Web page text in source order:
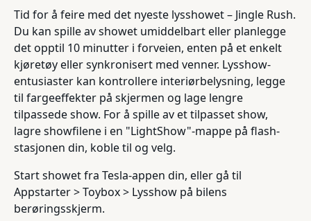
Tid for å feire med det nyeste lysshowet – Jingle Rush.
Du kan spille av showet umiddelbart eller planlegge
det opptil 10 minutter i forveien, enten på et enkelt
kjøretøy eller synkronisert med venner. Lysshow-
entusiaster kan kontrollere interiørbelysning, legge
til fargeeffekter på skjermen og lage lengre
tilpassede show. For å spille av et tilpasset show,
lagre showfilene i en "LightShow"-mappe på flash-
stasjonen din, koble til og velg.
Start showet fra Tesla-appen din, eller gå til
Appstarter > Toybox > Lysshow på bilens
berøringsskjerm.